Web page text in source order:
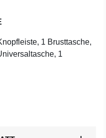
1 Brusttasche,
1